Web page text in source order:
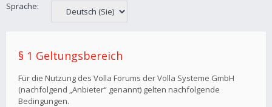
Sprache:
§ 1 Geltungsbereich
Für die Nutzung des Volla Forums der Volla Systeme GmbH
(nachfolgend „Anbieter“ genannt) gelten nachfolgende
Bedingungen.